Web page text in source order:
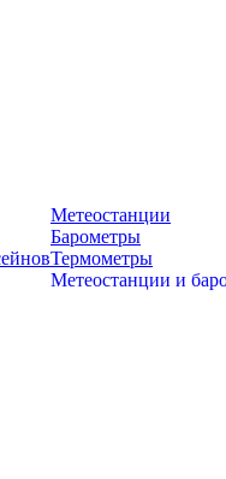
Метеостанции
Барометры
Термометры
Метеостанции и